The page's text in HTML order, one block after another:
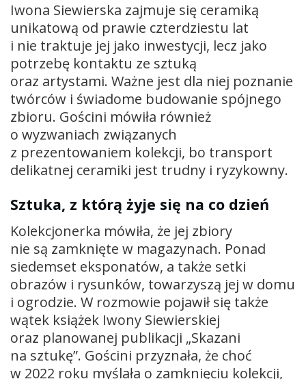
Iwona Siewierska zajmuje się ceramiką
unikatową od prawie czterdziestu lat
i nie traktuje jej jako inwestycji, lecz jako
potrzebę kontaktu ze sztuką
oraz artystami. Ważne jest dla niej poznanie
twórców i świadome budowanie spójnego
zbioru. Gościni mówiła również
o wyzwaniach związanych
z prezentowaniem kolekcji, bo transport
delikatnej ceramiki jest trudny i ryzykowny.
Sztuka, z którą żyje się na co dzień
Kolekcjonerka mówiła, że jej zbiory
nie są zamknięte w magazynach. Ponad
siedemset eksponatów, a także setki
obrazów i rysunków, towarzyszą jej w domu
i ogrodzie. W rozmowie pojawił się także
wątek książek Iwony Siewierskiej
oraz planowanej publikacji „Skazani
na sztukę”. Gościni przyznała, że choć
w 2022 roku myślała o zamknięciu kolekcji,